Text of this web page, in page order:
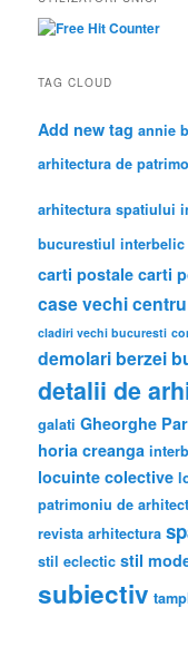
h
TAG CLOUD
Add new tag annie
arhitectura de
arhitectura spatiului
bucurestiul interbelic
carti postale carti
case vechicentru
cladiri vechi bucuresti
demolari berzei
detalii de
galati Gheorghe
horia creanga
locuinte colective
patrimoniu de
revista arhitectura
stil eclectic stil
subiectiv